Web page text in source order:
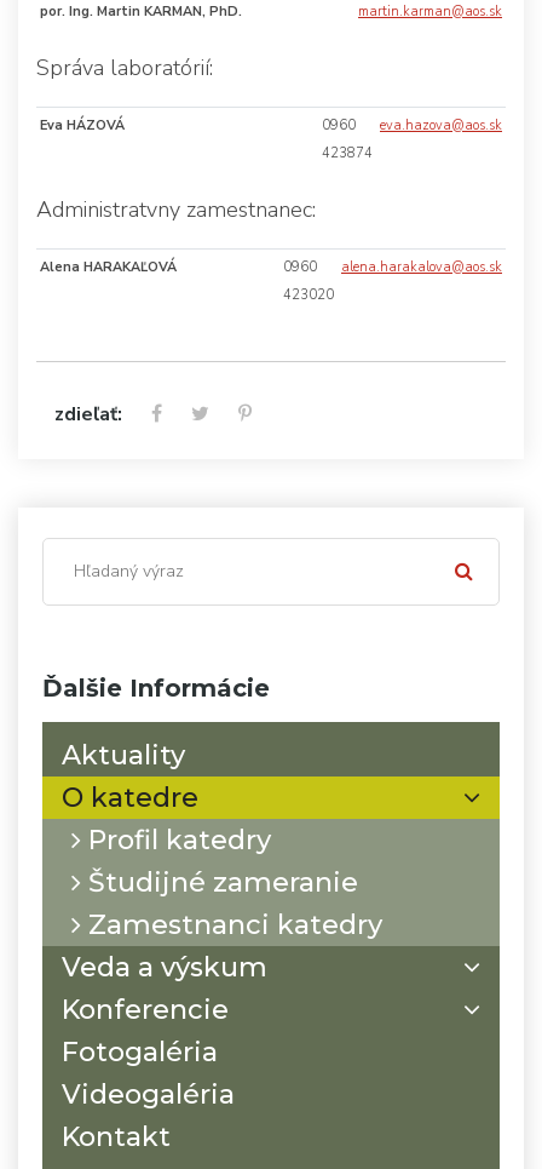
Ďalšie Informácie
Aktuality
O katedre
Profil katedry
Študijné zameranie
Zamestnanci katedry
Veda a výskum
Konferencie
Fotogaléria
Videogaléria
Kontakt
por. Ing. Martin KARMAN, PhD. martin.karman@aos.sk
Správa laboratórií:
Eva HÁZOVÁ
0960
423874
eva.hazova@aos.sk
Administratvny zamestnanec:
Alena HARAKAĽOVÁ
0960
423020
alena.harakalova@aos.sk
zdieľať: